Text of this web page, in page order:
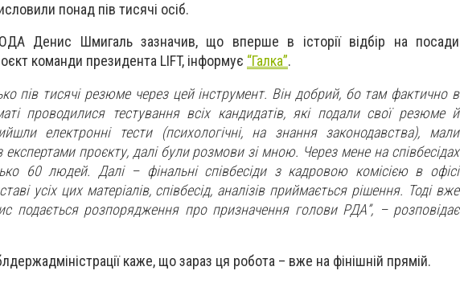
понад пів тисячі осіб.
ОДА Денис Шмигаль зазначив, що вперше в історії відбір на посади
команди президента LIFT, інформує “Галка”.
пів тисячі резюме через цей інструмент. Він добрий, бо там фактично в
проводилися тестування всіх кандидатів, які подали свої резюме й
електронні тести (психологічні, на знання законодавства), мали
експертами проєкту, далі були розмови зі мною. Через мене на співбесідах
60 людей. Далі – фінальні співбесіди з кадровою комісією в офісі
усіх цих матеріалів, співбесід, аналізів приймається рішення. Тоді вже
подається розпорядження про призначення голови РДА”, – розповідає
каже, що зараз ця робота – вже на фінішній прямій.